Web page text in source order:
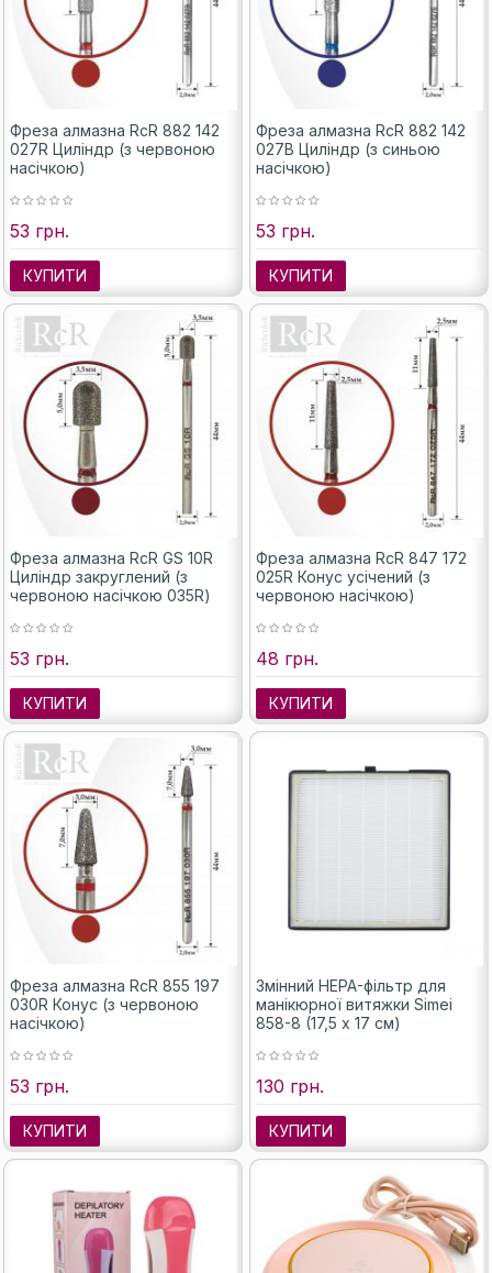
Фреза алмазна RcR 882 142
027R Циліндр (з червоною
насічкою)
53 грн.
КУПИТИ
Фреза алмазна RcR 882 142
027B Циліндр (з синьою
насічкою)
53 грн.
КУПИТИ
Фреза алмазна RcR GS 10R
Циліндр закруглений (з
червоною насічкою 035R)
53 грн.
КУПИТИ
Фреза алмазна RcR 847 172
025R Конус усічений (з
червоною насічкою)
48 грн.
КУПИТИ
Фреза алмазна RcR 855 197
030R Конус (з червоною
насічкою)
53 грн.
КУПИТИ
Змінний HEPA-фільтр для
манікюрної витяжки Simei
858-8 (17,5 х 17 см)
130 грн.
КУПИТИ